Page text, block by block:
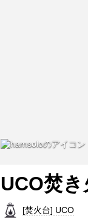
UCO焚
[焚火台] UCO